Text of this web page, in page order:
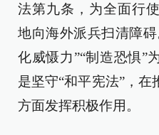
法第九条，为全面行
地向海外派兵扫清障
化威慑力”“制造恐惧”
是坚守“和平宪法”，
方面发挥积极作用。